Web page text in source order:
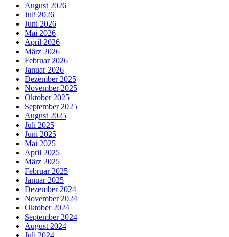
August 2026
Juli 2026
Juni 2026
Mai 2026
April 2026
März 2026
Februar 2026
Januar 2026
Dezember 2025
November 2025
Oktober 2025
September 2025
August 2025
Juli 2025
Juni 2025
Mai 2025
April 2025
März 2025
Februar 2025
Januar 2025
Dezember 2024
November 2024
Oktober 2024
September 2024
August 2024
Juli 2024